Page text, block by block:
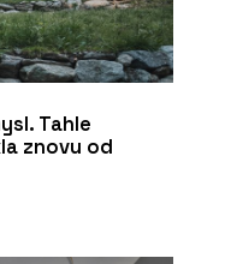
Tahle
znovu od